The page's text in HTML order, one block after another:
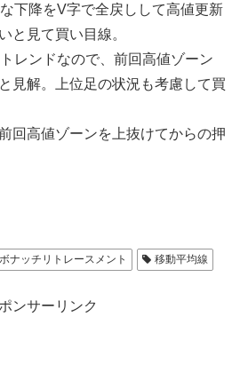
下降をV字で全戻しして高値更新
と見て買い目線。
レンドなので、前回高値ゾーン
見解。上位足の状況も考慮して買
回高値ゾーンを上抜けてからの押
ナッチリトレースメント 移動平均線
ンサーリンク